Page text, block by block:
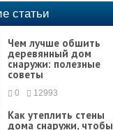
статьи
Чем лучше обшить
деревянный дом
снаружи: полезные
советы
0 12993
Как утеплить стены
дома снаружи, чтобы